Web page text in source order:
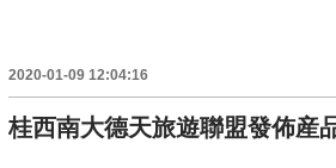
2020-01-09 12:04:16
桂西南大德天旅遊聯盟發佈産